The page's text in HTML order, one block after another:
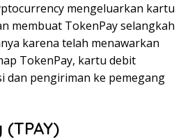
mengeluarkan kartu
membuat TokenPay selangkah
karena telah menawarkan
TokenPay, kartu debit
dan pengiriman ke pemegang